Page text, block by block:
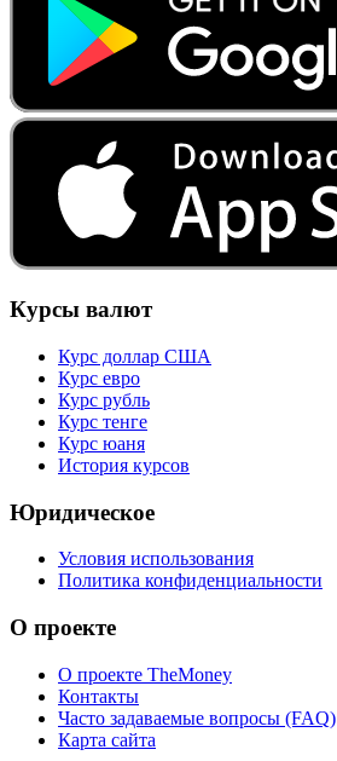
Курсы валют
Курс доллар США
Курс евро
Курс рубль
Курс тенге
Курс юаня
История курсов
Юридическое
Условия использования
Политика конфиденциальности
О проекте
О проекте TheMoney
Контакты
Часто задаваемые вопросы (FAQ)
Карта сайта